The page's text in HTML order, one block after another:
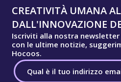
CREATIVITÀ UMANA
DALL'INNOVAZIONE
Iscriviti alla nostra
con le ultime notizie,
Hocoos.